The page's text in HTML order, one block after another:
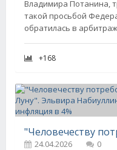
Владимира Потанина,
такой просьбой
обратилась в
+168
24.04.2026
0